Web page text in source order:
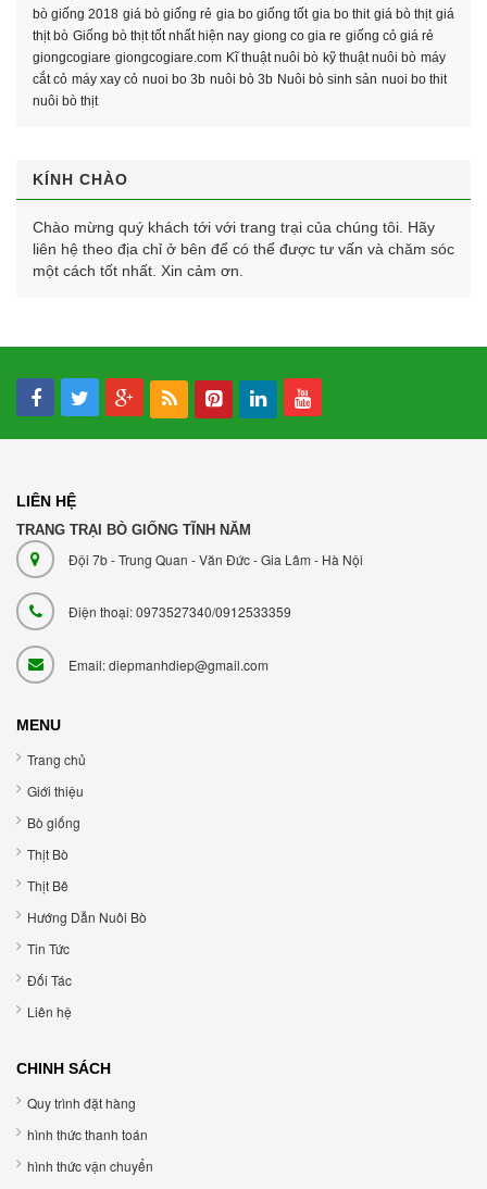
bò giống 2018 giá bò giống rẻ gia bo giống tốt gia bo thit giá bò thịt giá
thịt bò Giống bò thịt tốt nhất hiện nay giong co gia re giống cỏ giá rẻ
giongcogiare giongcogiare.com Kĩ thuật nuôi bò kỹ thuật nuôi bò máy
cắt cỏ máy xay cỏ nuoi bo 3b nuôi bò 3b Nuôi bò sinh sản nuoi bo thit
nuôi bò thịt
KÍNH CHÀO
Chào mừng quý khách tới với trang trại của chúng tôi. Hãy
liên hệ theo địa chỉ ở bên để có thể được tư vấn và chăm sóc
một cách tốt nhất. Xin cảm ơn.
LIÊN HỆ
TRANG TRẠI BÒ GIỐNG TĨNH NĂM
Đội 7b - Trung Quan - Văn Đức - Gia Lâm - Hà Nội
Điện thoại: 0973527340/0912533359
Email: diepmanhdiep@gmail.com
MENU
Trang chủ
Giới thiệu
Bò giống
Thịt Bò
Thịt Bê
Hướng Dẫn Nuôi Bò
Tin Tức
Đối Tác
Liên hệ
CHINH SÁCH
Quy trình đặt hàng
hình thức thanh toán
hình thức vận chuyển